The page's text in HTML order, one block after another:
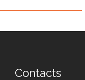
Contacts